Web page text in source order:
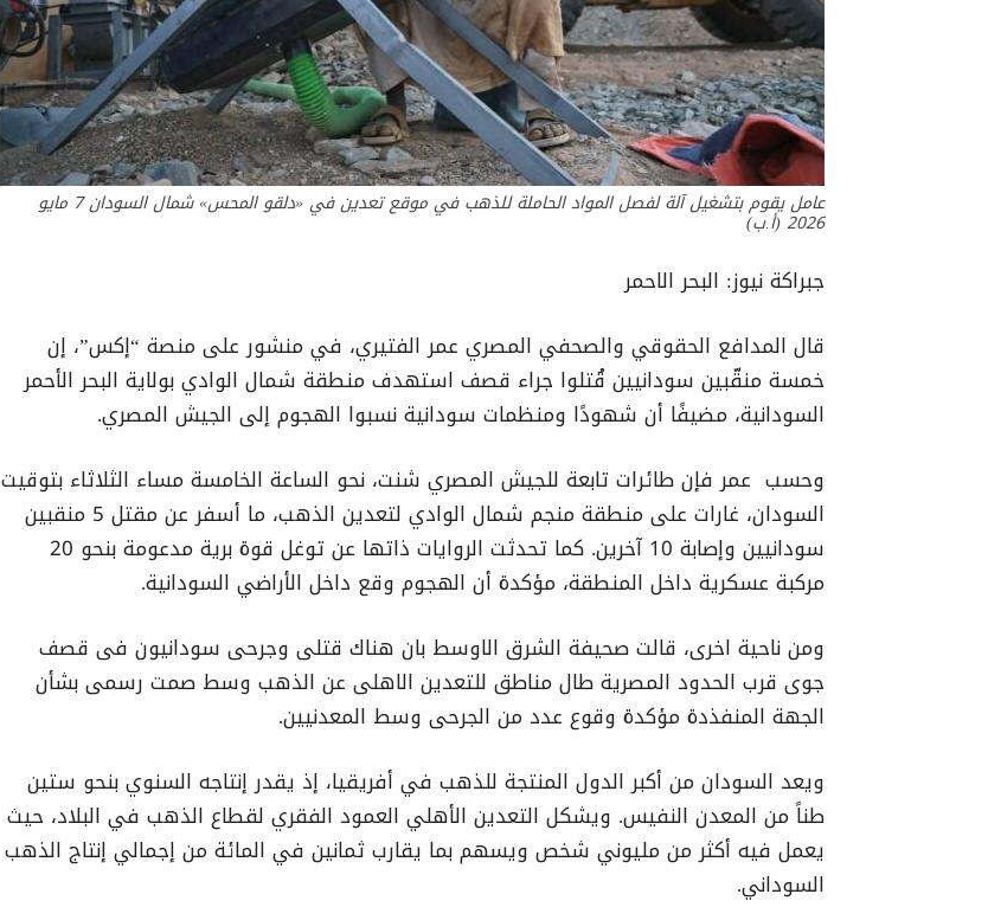
عامل يقوم بتشغيل آلة لفصل المواد الحاملة للذهب في موقع تعدين في «دلقو المحس» شمال السودان 7 مايو
2026 (أ.ب)
جبراكة نيوز: البحر الاحمر
قال المدافع الحقوقي والصحفي المصري عمر الفتيري، في منشور على منصة “إكس”، إن
خمسة منقّبين سودانيين قُتلوا جراء قصف استهدف منطقة شمال الوادي بولاية البحر الأحمر
السودانية، مضيفًا أن شهودًا ومنظمات سودانية نسبوا الهجوم إلى الجيش المصري.
وحسب عمر فإن طائرات تابعة للجيش المصري شنت، نحو الساعة الخامسة مساء الثلاثاء بتوقيت
السودان، غارات على منطقة منجم شمال الوادي لتعدين الذهب، ما أسفر عن مقتل 5 منقبين
سودانيين وإصابة 10 آخرين. كما تحدثت الروايات ذاتها عن توغل قوة برية مدعومة بنحو 20
مركبة عسكرية داخل المنطقة، مؤكدة أن الهجوم وقع داخل الأراضي السودانية.
ومن ناحية اخرى، قالت صحيفة الشرق الاوسط بان هناك قتلى وجرحى سودانيون فى قصف
جوى قرب الحدود المصرية طال مناطق للتعدين الاهلى عن الذهب وسط صمت رسمى بشأن
الجهة المنفذدة مؤكدة وقوع عدد من الجرحى وسط المعدنيين.
ويعد السودان من أكبر الدول المنتجة للذهب في أفريقيا، إذ يقدر إنتاجه السنوي بنحو ستين
طناً من المعدن النفيس. ويشكل التعدين الأهلي العمود الفقري لقطاع الذهب في البلاد، حيث
يعمل فيه أكثر من مليوني شخص ويسهم بما يقارب ثمانين في المائة من إجمالي إنتاج الذهب
السوداني.